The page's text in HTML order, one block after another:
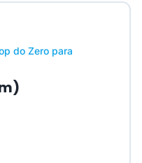
do Zero para